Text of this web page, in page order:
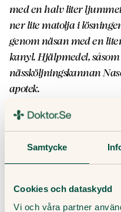
Samtycke
Cookies och dataskydd
Vi och våra partner
med en halv liter
ner lite matolja i
genom näsan med en
kanyl. Hjälpmedel,
nässköljningskannan
apotek.
Missa inte
innehåll är skrivet av